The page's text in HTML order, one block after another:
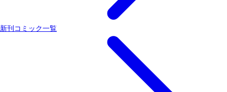
新刊コミック一覧